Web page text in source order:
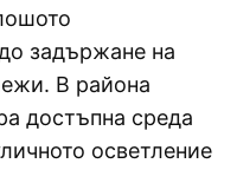
задържане на
В района
достъпна среда
осветление